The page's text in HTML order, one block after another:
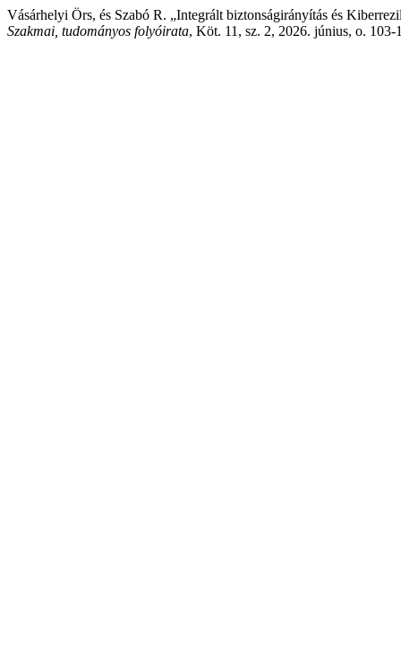
Vásárhelyi Örs, és Szabó R. „Integrált biztonságirányítás és
Szakmai, tudományos folyóirata, Köt. 11, sz. 2, 2026. június, o.